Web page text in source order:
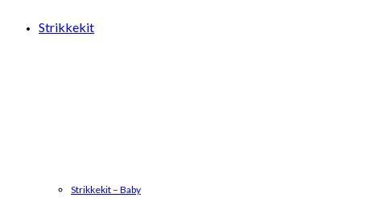
Strikkekit
Strikkekit – Baby